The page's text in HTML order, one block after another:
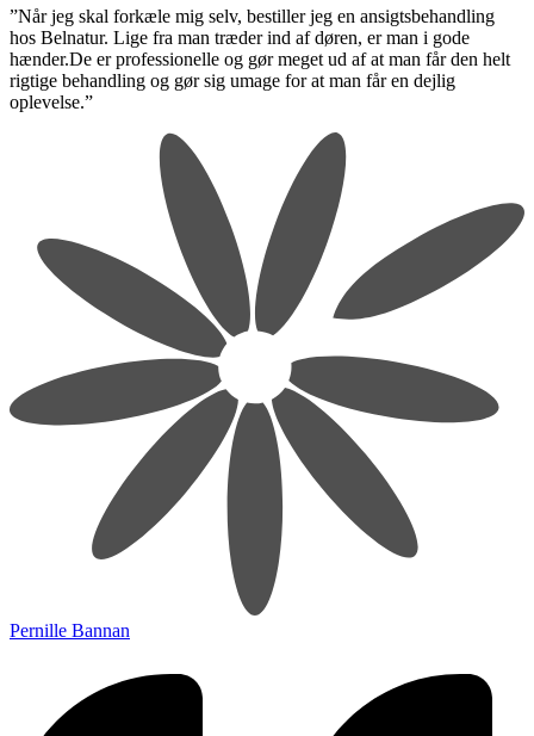
”Når jeg skal forkæle mig selv, bestiller jeg en ansigtsbehandling
hos Belnatur. Lige fra man træder ind af døren, er man i gode
hænder.De er professionelle og gør meget ud af at man får den helt
rigtige behandling og gør sig umage for at man får en dejlig
oplevelse.”
Pernille Bannan